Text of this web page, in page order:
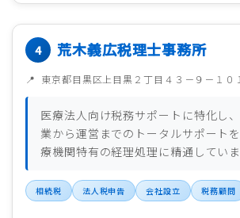
荒木義広税理士事務所
東京都目黒区上目黒２丁目４３－９－１０１
医療法人向け税務サポートに特化し
業から運営までのトータルサポート
療機関特有の経理処理に精通していま
相続税 法人税申告 会社設立 税務顧問